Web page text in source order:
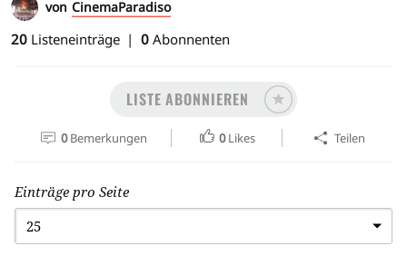
von CinemaParadiso
20 Listeneinträge 0 Abonnenten
LISTE ABONNIEREN
0 Bemerkungen 0 Likes Teilen
Einträge pro Seite